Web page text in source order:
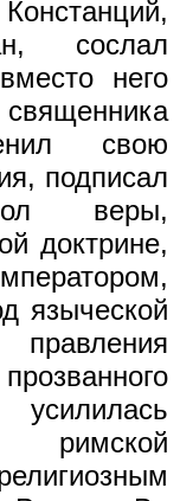
сослал
него
свою
подписал
веры,
доктрине,
языческой
усилилась
римской